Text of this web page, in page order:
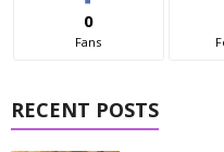
0
Fans
RECENT POSTS